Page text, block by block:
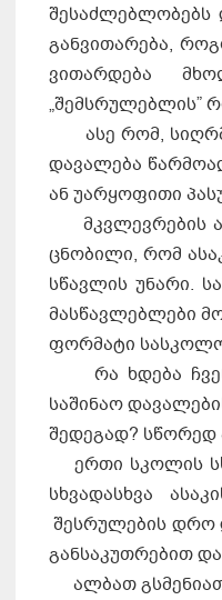
შესაძლებლობებს
განვითარება,
ვითარდება
„შემსრულებლის”
ასე რომ,
და­ვა­ლე­ბა
ან უარ­ყო­ფი­თი
მკვლევ­რე­ბის
ცნო­ბი­ლი, რომ
სწავ­ლის უნა­რი.
მას­წავ­ლებ­ლე­ბი
ფორ­მა­ტი სას­კო­ლო
რა ხდება
საშინაო
შედეგად? სწორედ
ერთი სკოლის
სხვადასხვა
შესრულების დრო
განსაკუთრებით
ალბათ გსმენიათ